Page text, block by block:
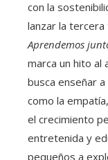
con la
lanzar la
Aprendemos
marca un hito al
busca enseñar
como la
el crecimiento
entretenida y
pequeños a